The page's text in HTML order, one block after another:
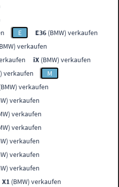
E E36 (BMW) verkaufen
verkaufen
iX (BMW) verkaufen
verkaufen
M
verkaufen
verkaufen
verkaufen
verkaufen
verkaufen
verkaufen
verkaufen
X1 (BMW) verkaufen